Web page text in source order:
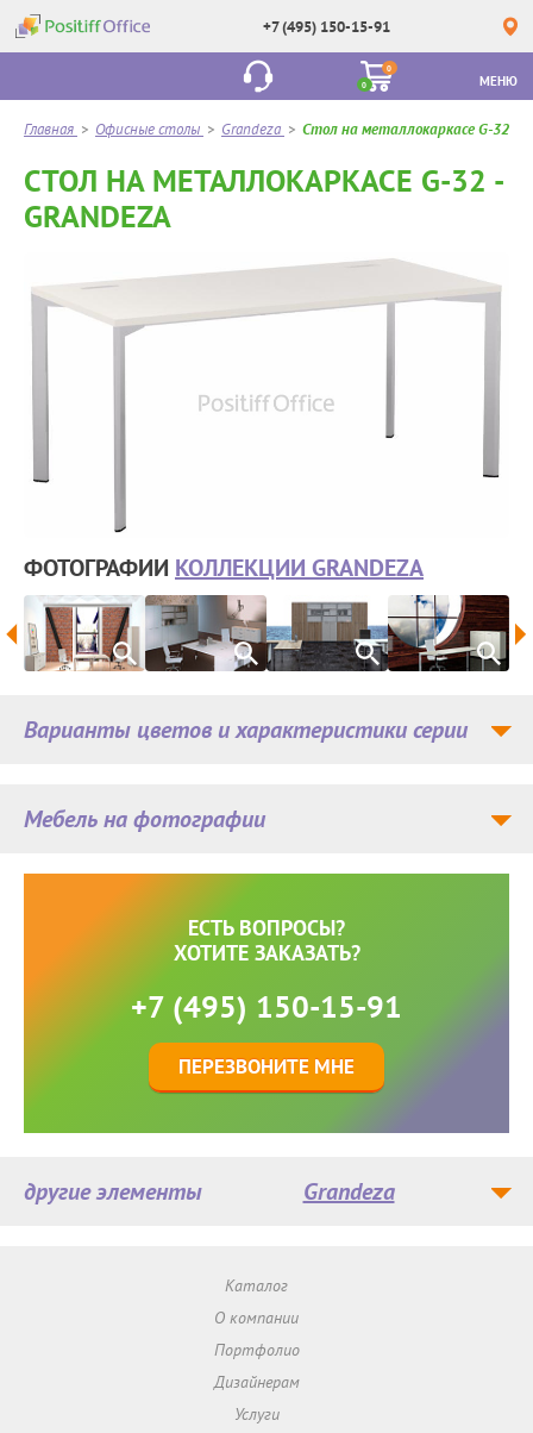
+7 (495) 150-15-91
0
0
МЕНЮ
Главная > Офисные столы > Grandeza > Стол на металлокаркасе G-32
СТОЛ НА МЕТАЛЛОКАРКАСЕ G-32 -
GRANDEZA
ФОТОГРАФИИ КОЛЛЕКЦИИ GRANDEZA
Мебель на фотографии
Варианты цветов и характеристики серии
ЕСТЬ ВОПРОСЫ?
ХОТИТЕ ЗАКАЗАТЬ?
+7 (495) 150-15-91
ПЕРЕЗВОНИТЕ МНЕ
другие элементы Grandeza
Каталог
О компании
Портфолио
Дизайнерам
Услуги